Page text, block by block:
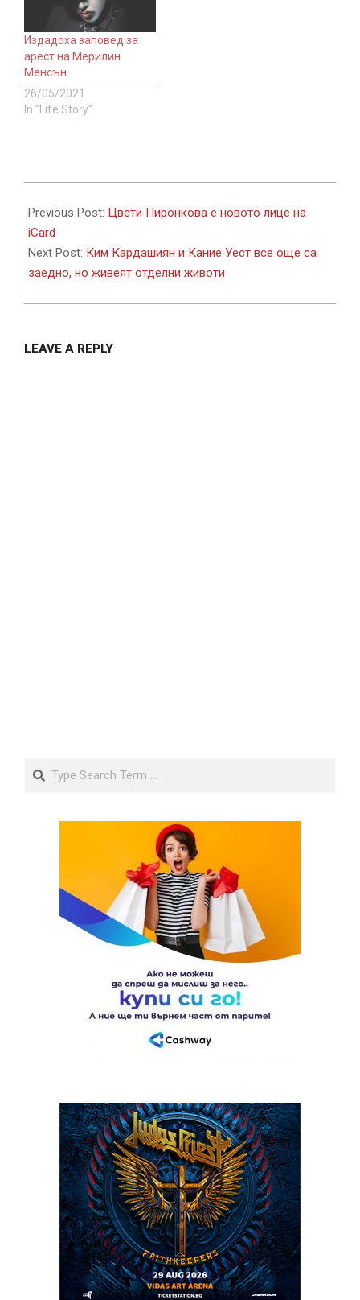
Издадоха заповед за
арест на Мерилин
Менсън
26/05/2021
In "Life Story"
12-
12
Previous Post: Цвети Пиронкова е новото лице на
iCard
Next Post: Ким Кардашиян и Кание Уест все още са
заедно, но живеят отделни животи
LEAVE A REPLY
Search